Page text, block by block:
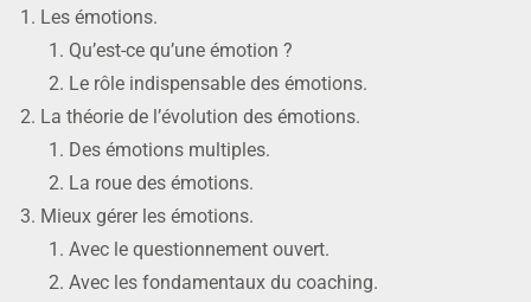
Les émotions.
Qu’est-ce qu’une émotion ?
Le rôle indispensable des émotions.
La théorie de l’évolution des émotions.
Des émotions multiples.
La roue des émotions.
Mieux gérer les émotions.
Avec le questionnement ouvert.
Avec les fondamentaux du coaching.